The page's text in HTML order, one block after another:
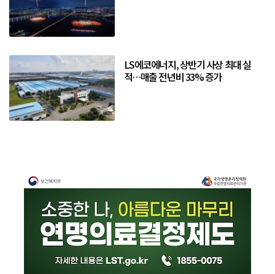
LS에코에너지, 상반기 사상 최대 실
적…매출 전년비 33% 증가